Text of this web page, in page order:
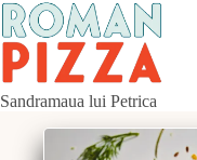
Sari
conținut
Sandramaua lui Petrica